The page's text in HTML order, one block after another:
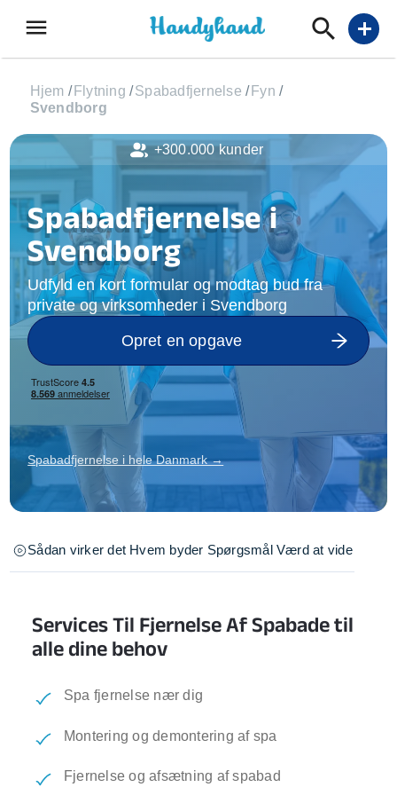
menu add
Hjem / Flytning /Spabadfjernelse / Fyn /
Svendborg
Spabadfjernelse i
Svendborg
Udfyld en kort formular og modtag bud fra
private og virksomheder i Svendborg
Opret en opgave
Spabadfjernelse i hele Danmark →
Sådan virker det Hvem byder Spørgsmål Værd at vide
Services Til Fjernelse Af Spabade til
alle dine behov
Spa fjernelse nær dig
Montering og demontering af spa
Fjernelse og afsætning af spabad
+300.000 kunder